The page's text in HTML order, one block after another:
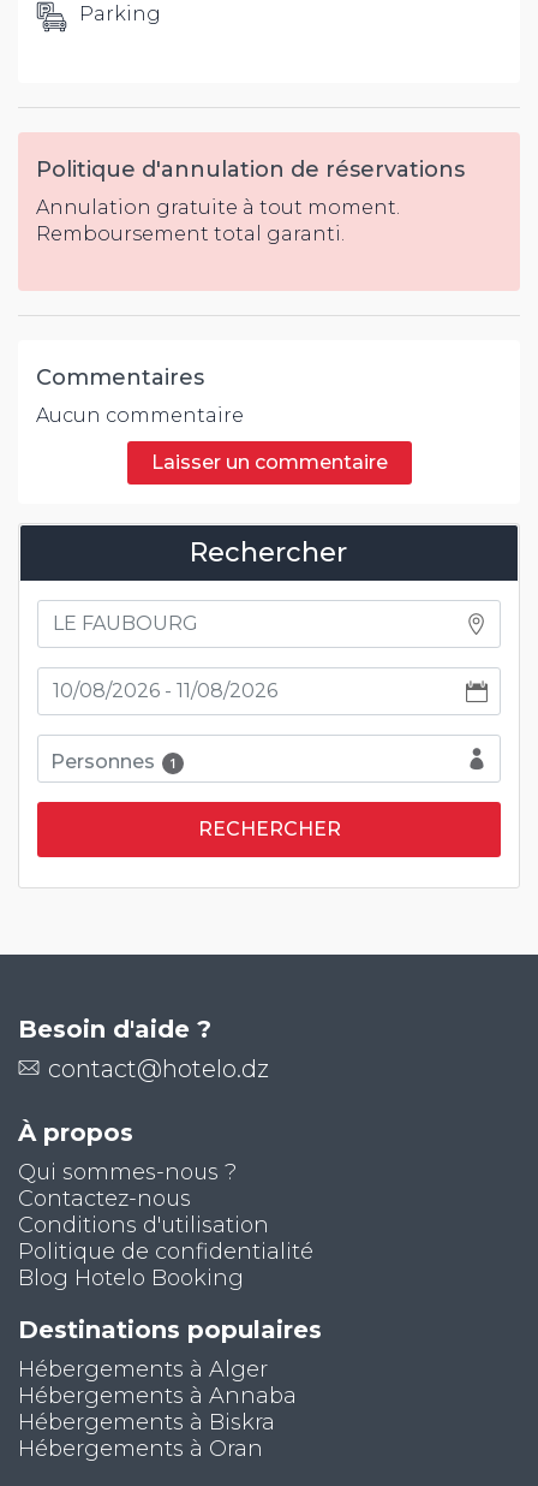
Parking
Politique d'annulation de réservations
Annulation gratuite à tout moment.
Remboursement total garanti.
Commentaires
Aucun commentaire
Laisser un commentaire
Rechercher
Personnes 1
Besoin d'aide ?
contact@hotelo.dz
À propos
Qui sommes-nous ?
Contactez-nous
Conditions d'utilisation
Politique de confidentialité
Blog Hotelo Booking
Destinations populaires
Hébergements à Alger
Hébergements à Annaba
Hébergements à Biskra
Hébergements à Oran